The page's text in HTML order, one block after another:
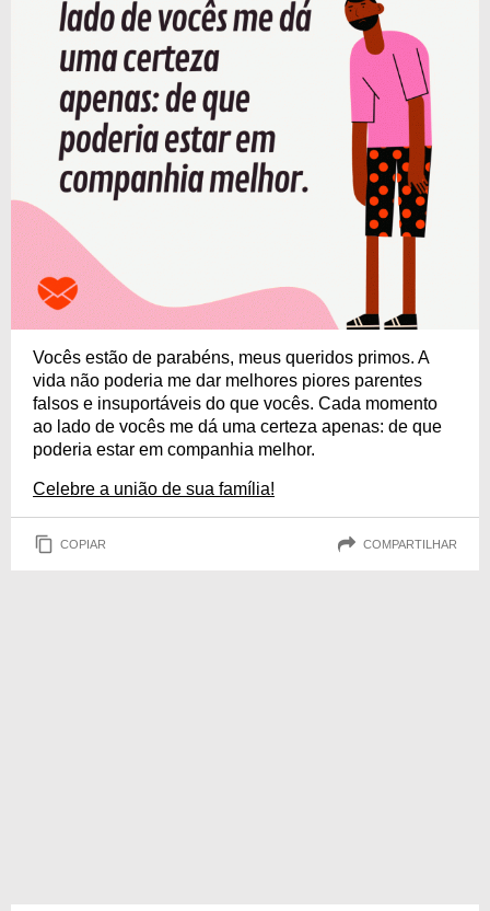
Vocês estão de parabéns, meus queridos primos. A
vida não poderia me dar melhores piores parentes
falsos e insuportáveis do que vocês. Cada momento
ao lado de vocês me dá uma certeza apenas: de que
poderia estar em companhia melhor.
Celebre a união de sua família!
COPIAR COMPARTILHAR